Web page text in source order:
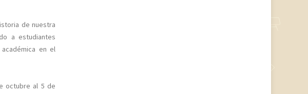
de nuestra
a estudiantes
en el
octubre al 5 de